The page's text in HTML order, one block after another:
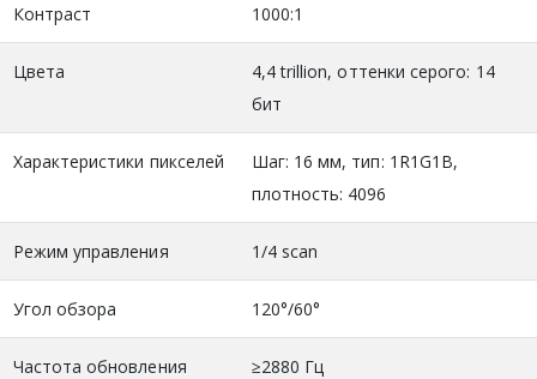
Контраст 1000:1
Цвета
4,4 trillion, оттенки серого: 14
бит
Характеристики пикселей
Шаг: 16 мм, тип: 1R1G1B,
плотность: 4096
Режим управления 1/4 scan
Угол обзора 120°/60°
Частота обновления ≥2880 Гц